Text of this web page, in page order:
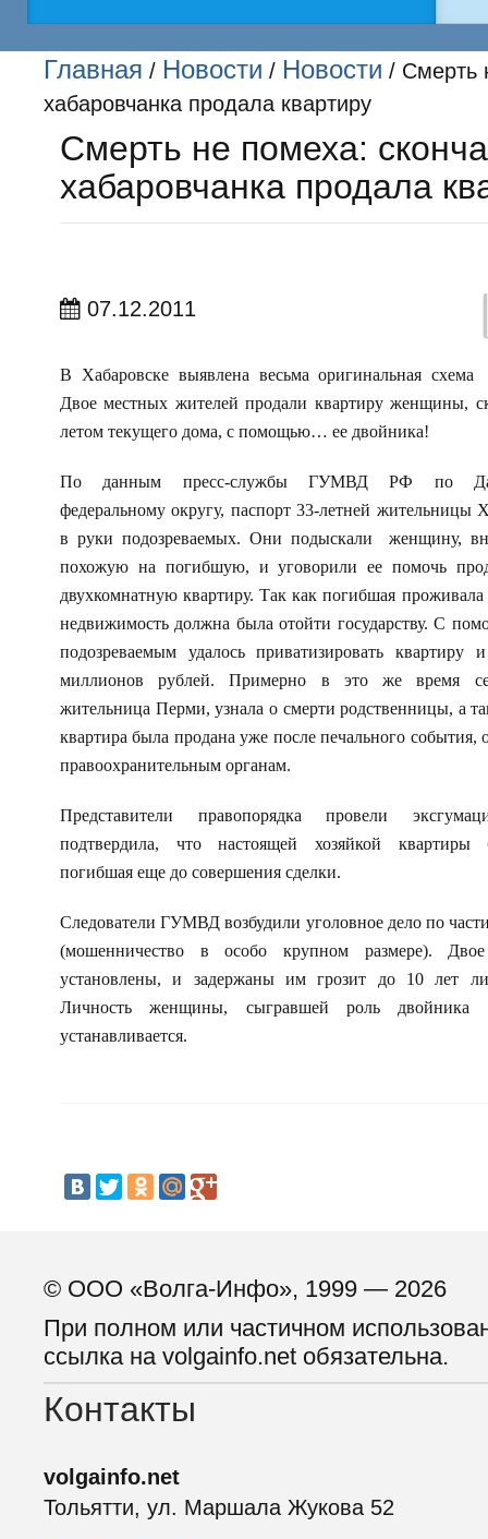
Главная / Новости / Новости / Смерть
хабаровчанка продала квартиру
Смерть не помеха:
хабаровчанка продала
07.12.2011
В Хабаровске выявлена весьма оригинальная
Двое местных жителей продали квартиру женщины,
летом текущего дома, с помощью… ее двойника!
По данным пресс-службы ГУМВД РФ по
федеральному округу, паспорт 33-летней жительницы
в руки подозреваемых. Они подыскали женщину,
похожую на погибшую, и уговорили ее помочь
двухкомнатную квартиру. Так как погибшая проживала
недвижимость должна была отойти государству. С
подозреваемым удалось приватизировать квартиру
миллионов рублей. Примерно в это же время
жительница Перми, узнала о смерти родственницы, а
квартира была продана уже после печального
правоохранительным органам.
Представители правопорядка провели
подтвердила, что настоящей хозяйкой
погибшая еще до совершения сделки.
Следователи ГУМВД возбудили уголовное дело по
(мошенничество в особо крупном размере). Двое
установлены, и задержаны им грозит до 10 лет
Личность женщины, сыгравшей роль двойника
устанавливается.
© ООО «Волга-Инфо», 1999 — 2026
При полном или частичном
ссылка на volgainfo.net обязательна.
Контакты
volgainfo.net
Тольятти, ул. Маршала Жукова 52